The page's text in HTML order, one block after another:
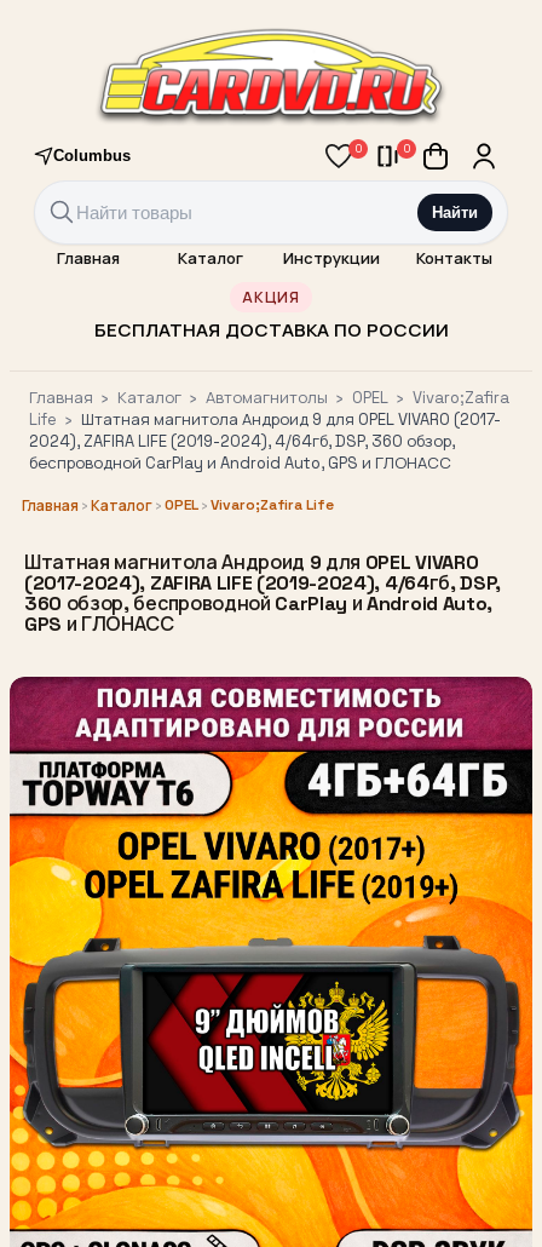
Columbus 0 0
Найти
Главная Каталог Инструкции Контакты
АКЦИЯ
БЕСПЛАТНАЯ ДОСТАВКА ПО РОССИИ
Главная › Каталог › Автомагнитолы › OPEL › Vivaro;Zafira
Life › Штатная магнитола Андроид 9 для OPEL VIVARO (2017-
2024), ZAFIRA LIFE (2019-2024), 4/64гб, DSP, 360 обзор,
беспроводной CarPlay и Android Auto, GPS и ГЛОНАСС
Главная ›Каталог›OPEL›Vivaro;Zafira Life
Штатная магнитола Андроид 9 для OPEL VIVARO
(2017-2024), ZAFIRA LIFE (2019-2024), 4/64гб, DSP,
360 обзор, беспроводной CarPlay и Android Auto,
GPS и ГЛОНАСС